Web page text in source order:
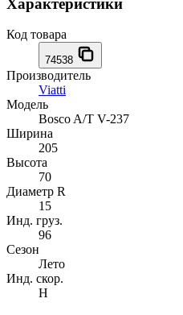
Код товара
74538
Производитель
Viatti
Модель
Bosco A/T V-237
Ширина
205
Высота
70
Диаметр R
15
Инд. груз.
96
Сезон
Лето
Инд. скор.
H